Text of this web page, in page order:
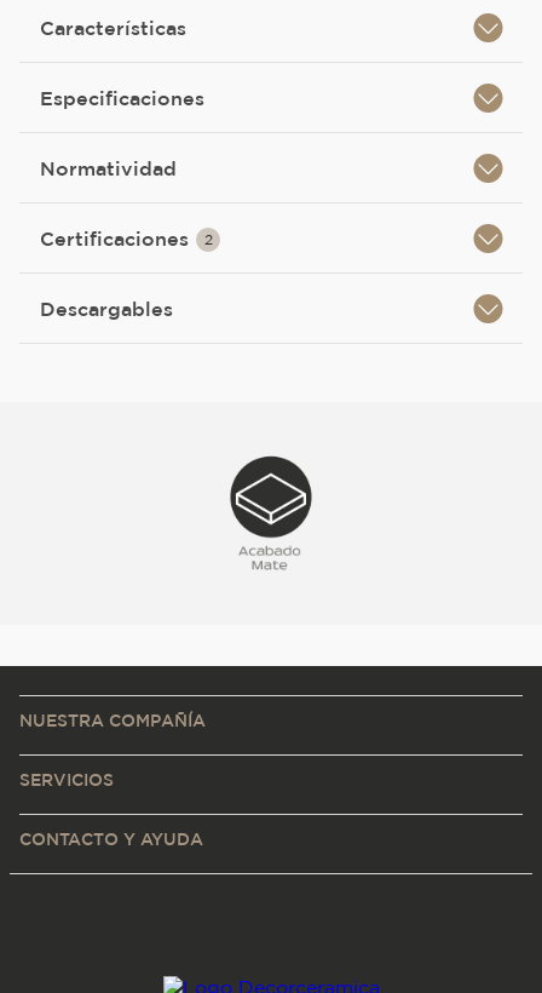
Características
Especificaciones
Normatividad
Certificaciones 2
Descargables
NUESTRA COMPAÑÍA
SERVICIOS
CONTACTO Y AYUDA